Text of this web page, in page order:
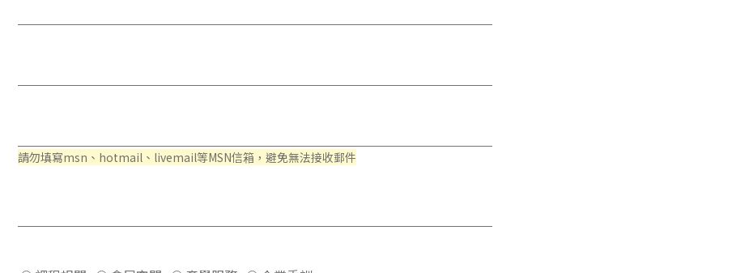
請勿填寫msn、hotmail、livemail等MSN信箱，避免無法接收郵件